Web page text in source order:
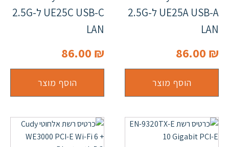
UE25A USB-A ל-2.5G
LAN
86.00 ₪
הוסף מוצר
UE25C USB-C ל-2.5G
LAN
86.00 ₪
הוסף מוצר